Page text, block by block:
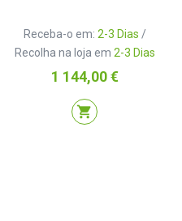
Receba-o em: 2-3 Dias /
Recolha na loja em 2-3 Dias
Preço
1 144,00 €
shopping_cart